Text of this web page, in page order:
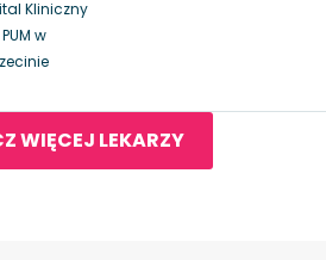
Kliniczny
w
WIĘCEJ LEKARZY